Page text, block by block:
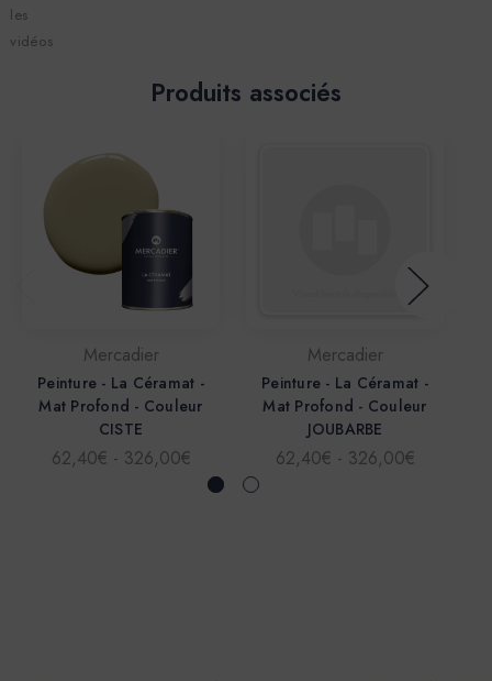
les
vidéos
Produits associés
Mercadier
Peinture - La Céramat -
Mat Profond - Couleur
CISTE
62,40€ - 326,00€
Mercadier
Peinture - La Céramat -
Mat Profond - Couleur
JOUBARBE
62,40€ - 326,00€